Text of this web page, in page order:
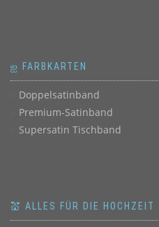
ஐ FARBKARTEN
Doppelsatinband
Premium-Satinband
Supersatin Tischband
💒 ALLES FÜR DIE HOCHZEIT